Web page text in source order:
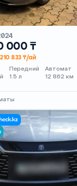
000 ₸
833 ₸/ай
Передний
1.5 л
Автомат
12 862 км